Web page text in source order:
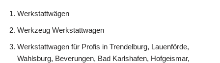
Werkstattwägen
Werkzeug Werkstattwagen
Werkstattwagen für Profis in Trendelburg, Lauenförde,
Wahlsburg, Beverungen, Bad Karlshafen, Hofgeismar,